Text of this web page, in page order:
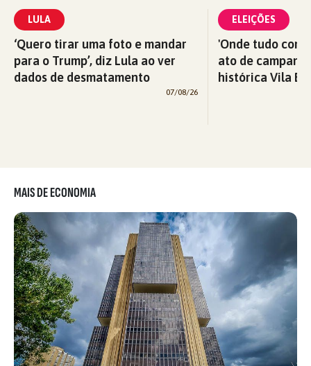
LULA
‘Quero tirar uma foto e mandar
para o Trump’, diz Lula ao ver
dados de desmatamento
07/08/26
ELEIÇÕES
'Onde tudo
ato de
histórica Vila
MAIS DE ECONOMIA